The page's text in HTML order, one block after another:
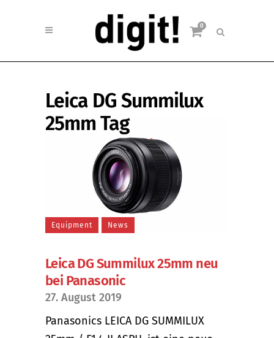
0
Leica DG Summilux
25mm Tag
Equipment News
Leica DG Summilux 25mm neu
bei Panasonic
27. August 2019
Panasonics LEICA DG SUMMILUX